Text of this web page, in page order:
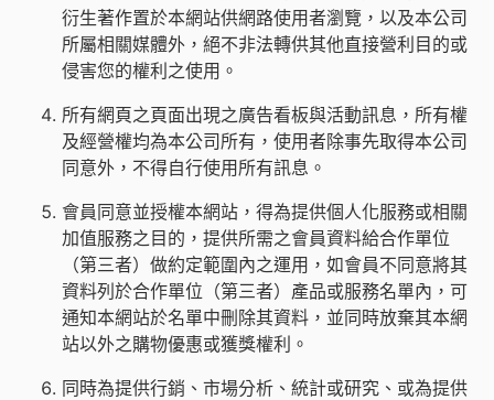
衍生著作置於本網站供網路使用者瀏覽，以及本公司
所屬相關媒體外，絕不非法轉供其他直接營利目的或
侵害您的權利之使用。
所有網頁之頁面出現之廣告看板與活動訊息，所有權
及經營權均為本公司所有，使用者除事先取得本公司
同意外，不得自行使用所有訊息。
會員同意並授權本網站，得為提供個人化服務或相關
加值服務之目的，提供所需之會員資料給合作單位
（第三者）做約定範圍內之運用，如會員不同意將其
資料列於合作單位（第三者）產品或服務名單內，可
通知本網站於名單中刪除其資料，並同時放棄其本網
站以外之購物優惠或獲獎權利。
同時為提供行銷、市場分析、統計或研究、或為提供